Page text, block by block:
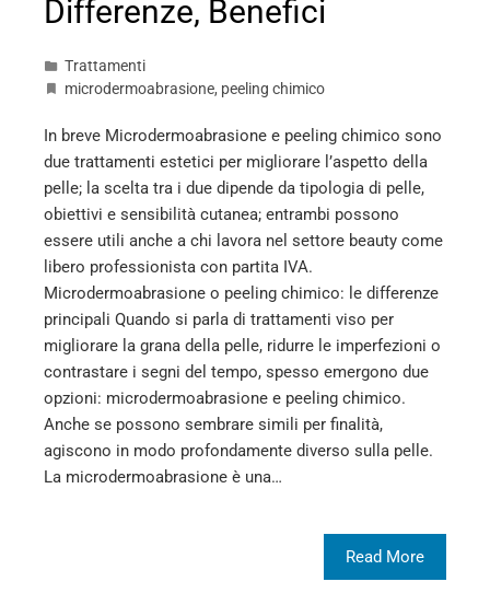
Differenze, Benefici
Trattamenti
microdermoabrasione, peeling chimico
In breve Microdermoabrasione e peeling chimico sono
due trattamenti estetici per migliorare l’aspetto della
pelle; la scelta tra i due dipende da tipologia di pelle,
obiettivi e sensibilità cutanea; entrambi possono
essere utili anche a chi lavora nel settore beauty come
libero professionista con partita IVA.
Microdermoabrasione o peeling chimico: le differenze
principali Quando si parla di trattamenti viso per
migliorare la grana della pelle, ridurre le imperfezioni o
contrastare i segni del tempo, spesso emergono due
opzioni: microdermoabrasione e peeling chimico.
Anche se possono sembrare simili per finalità,
agiscono in modo profondamente diverso sulla pelle.
La microdermoabrasione è una…
Read More